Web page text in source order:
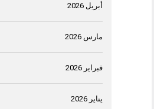
أبريل 2026
مارس 2026
فبراير 2026
يناير 2026